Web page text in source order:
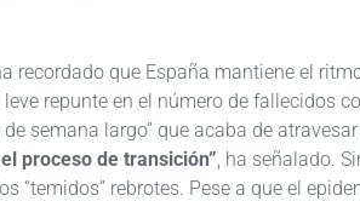
recordado que España mantiene el
repunte en el número de fallecidos
semana largo” que acaba de
proceso de transición”, ha señalado.
“temidos” rebrotes. Pese a que el